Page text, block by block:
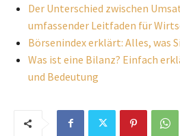
Der Unterschied zwischen
umfassender Leitfaden für
Börsenindex erklärt: Alles, was
Was ist eine Bilanz? Einfach
und Bedeutung